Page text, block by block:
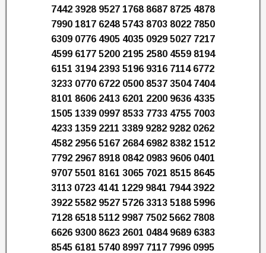
7442 3928 9527 1768 8687 8725 4878
7990 1817 6248 5743 8703 8022 7850
6309 0776 4905 4035 0929 5027 7217
4599 6177 5200 2195 2580 4559 8194
6151 3194 2393 5196 9316 7114 6772
3233 0770 6722 0500 8537 3504 7404
8101 8606 2413 6201 2200 9636 4335
1505 1339 0997 8533 7733 4755 7003
4233 1359 2211 3389 9282 9282 0262
4582 2956 5167 2684 6982 8382 1512
7792 2967 8918 0842 0983 9606 0401
9707 5501 8161 3065 7021 8515 8645
3113 0723 4141 1229 9841 7944 3922
3922 5582 9527 5726 3313 5188 5996
7128 6518 5112 9987 7502 5662 7808
6626 9300 8623 2601 0484 9689 6383
8545 6181 5740 8997 7117 7996 0995